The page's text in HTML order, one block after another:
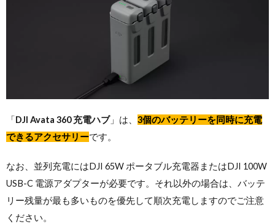
「DJI Avata 360 充電ハブ」は、 3個のバッテリーを同時に充電
できるアクセサリーです。
なお、並列充電にはDJI 65W ポータブル充電器またはDJI 100W
USB-C 電源アダプターが必要です。それ以外の場合は、バッテ
リー残量が最も多いものを優先して順次充電しますのでご注意
ください。